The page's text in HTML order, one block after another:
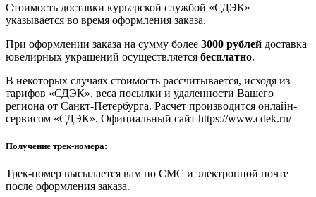
Стоимость доставки курьерской службой «СДЭК»
указывается во время оформления заказа.
При оформлении заказа на сумму более 3000 рублей доставка
ювелирных украшений осуществляется бесплатно.
В некоторых случаях стоимость рассчитывается, исходя из
тарифов «СДЭК», веса посылки и удаленности Вашего
региона от Санкт-Петербурга. Расчет производится онлайн-
сервисом «СДЭК». Официальный сайт https://www.cdek.ru/
Получение трек-номера:
Трек-номер высылается вам по СМС и электронной почте
после оформления заказа.